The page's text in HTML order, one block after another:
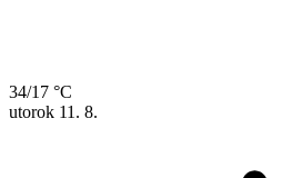
34/17 °C
utorok 11. 8.